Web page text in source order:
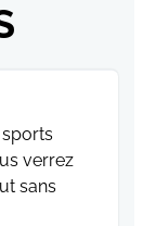
verrez
sans